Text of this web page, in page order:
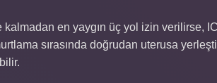
en yaygın üç yol izin verilirse,
sırasında doğrudan uterusa